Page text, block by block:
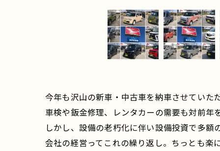
今年も沢山の新車・中古車を納車させていた
車検や鈑金修理、レンタカーの需要も対前
しかし、設備の老朽化に伴い設備投資で多
会社の経営ってこれの繰り返し。ちっとも楽